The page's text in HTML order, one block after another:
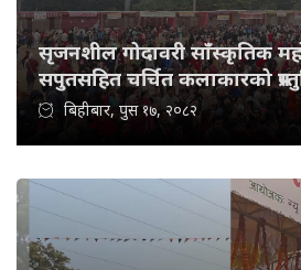
सृजनशील गोदावरी साँस्कृतिक
सपुतसहित चर्चित कलाकारको
बिहीबार, पुस १७, २०८२